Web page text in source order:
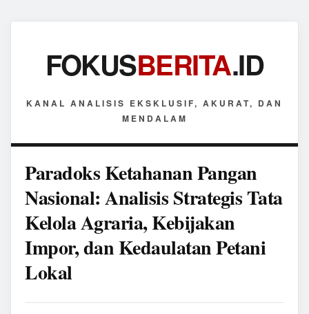
FOKUSBERITA.ID
KANAL ANALISIS EKSKLUSIF, AKURAT, DAN
MENDALAM
Paradoks Ketahanan Pangan
Nasional: Analisis Strategis Tata
Kelola Agraria, Kebijakan
Impor, dan Kedaulatan Petani
Lokal